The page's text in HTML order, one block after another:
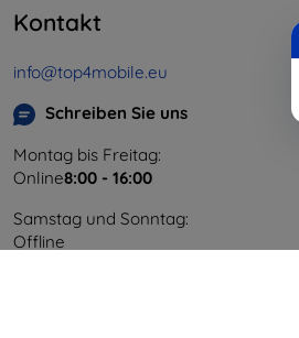
Kontakt
info@top4mobile.eu
Schreiben Sie uns
Montag bis Freitag:
Online8:00 - 16:00
Samstag und Sonntag:
Offline